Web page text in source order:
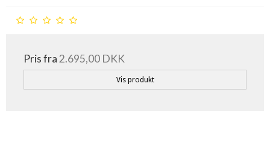
Pris fra2.695,00 DKK
Vis produkt